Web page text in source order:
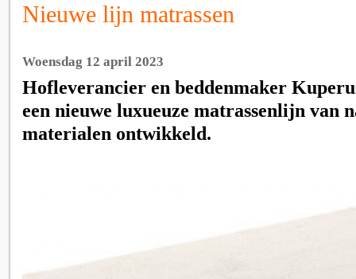
Nieuwe lijn matrassen
Woensdag 12 april 2023
Hofleverancier en beddenmaker
een nieuwe luxueuze matrassenlijn van
materialen ontwikkeld.